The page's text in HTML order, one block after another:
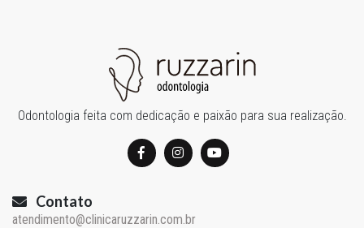
Odontologia feita com dedicação e paixão para sua realização.
Contato
atendimento@clinicaruzzarin.com.br